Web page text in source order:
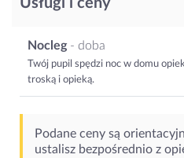
Nocleg - doba
Twój pupil spędzi noc w domu
troską i opieką.
Podane ceny są
ustalisz bezpośrednio z